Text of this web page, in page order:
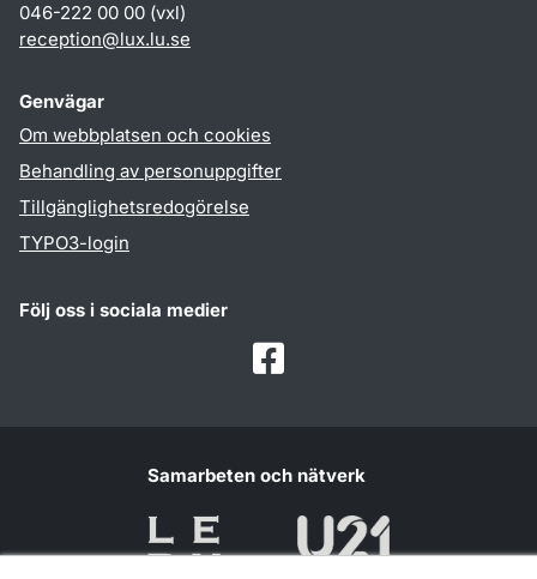
046-222 00 00 (vxl)
reception@lux.lu.se
Genvägar
Om webbplatsen och cookies
Behandling av personuppgifter
Tillgänglighetsredogörelse
TYPO3-login
Följ oss i sociala medier
Facebook
Samarbeten och nätverk